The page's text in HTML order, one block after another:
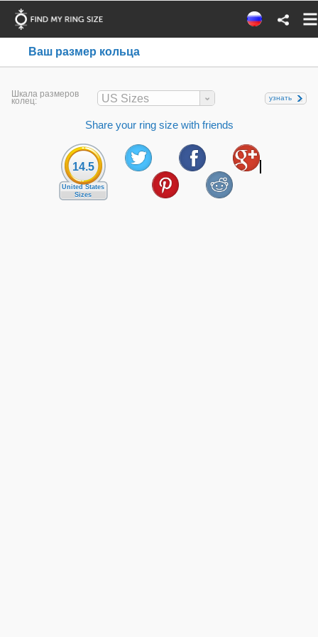
Ваш размер кольца
Шкала размеров
колец: US Sizes узнать
Share your ring size with friends
14.5
United States
Sizes